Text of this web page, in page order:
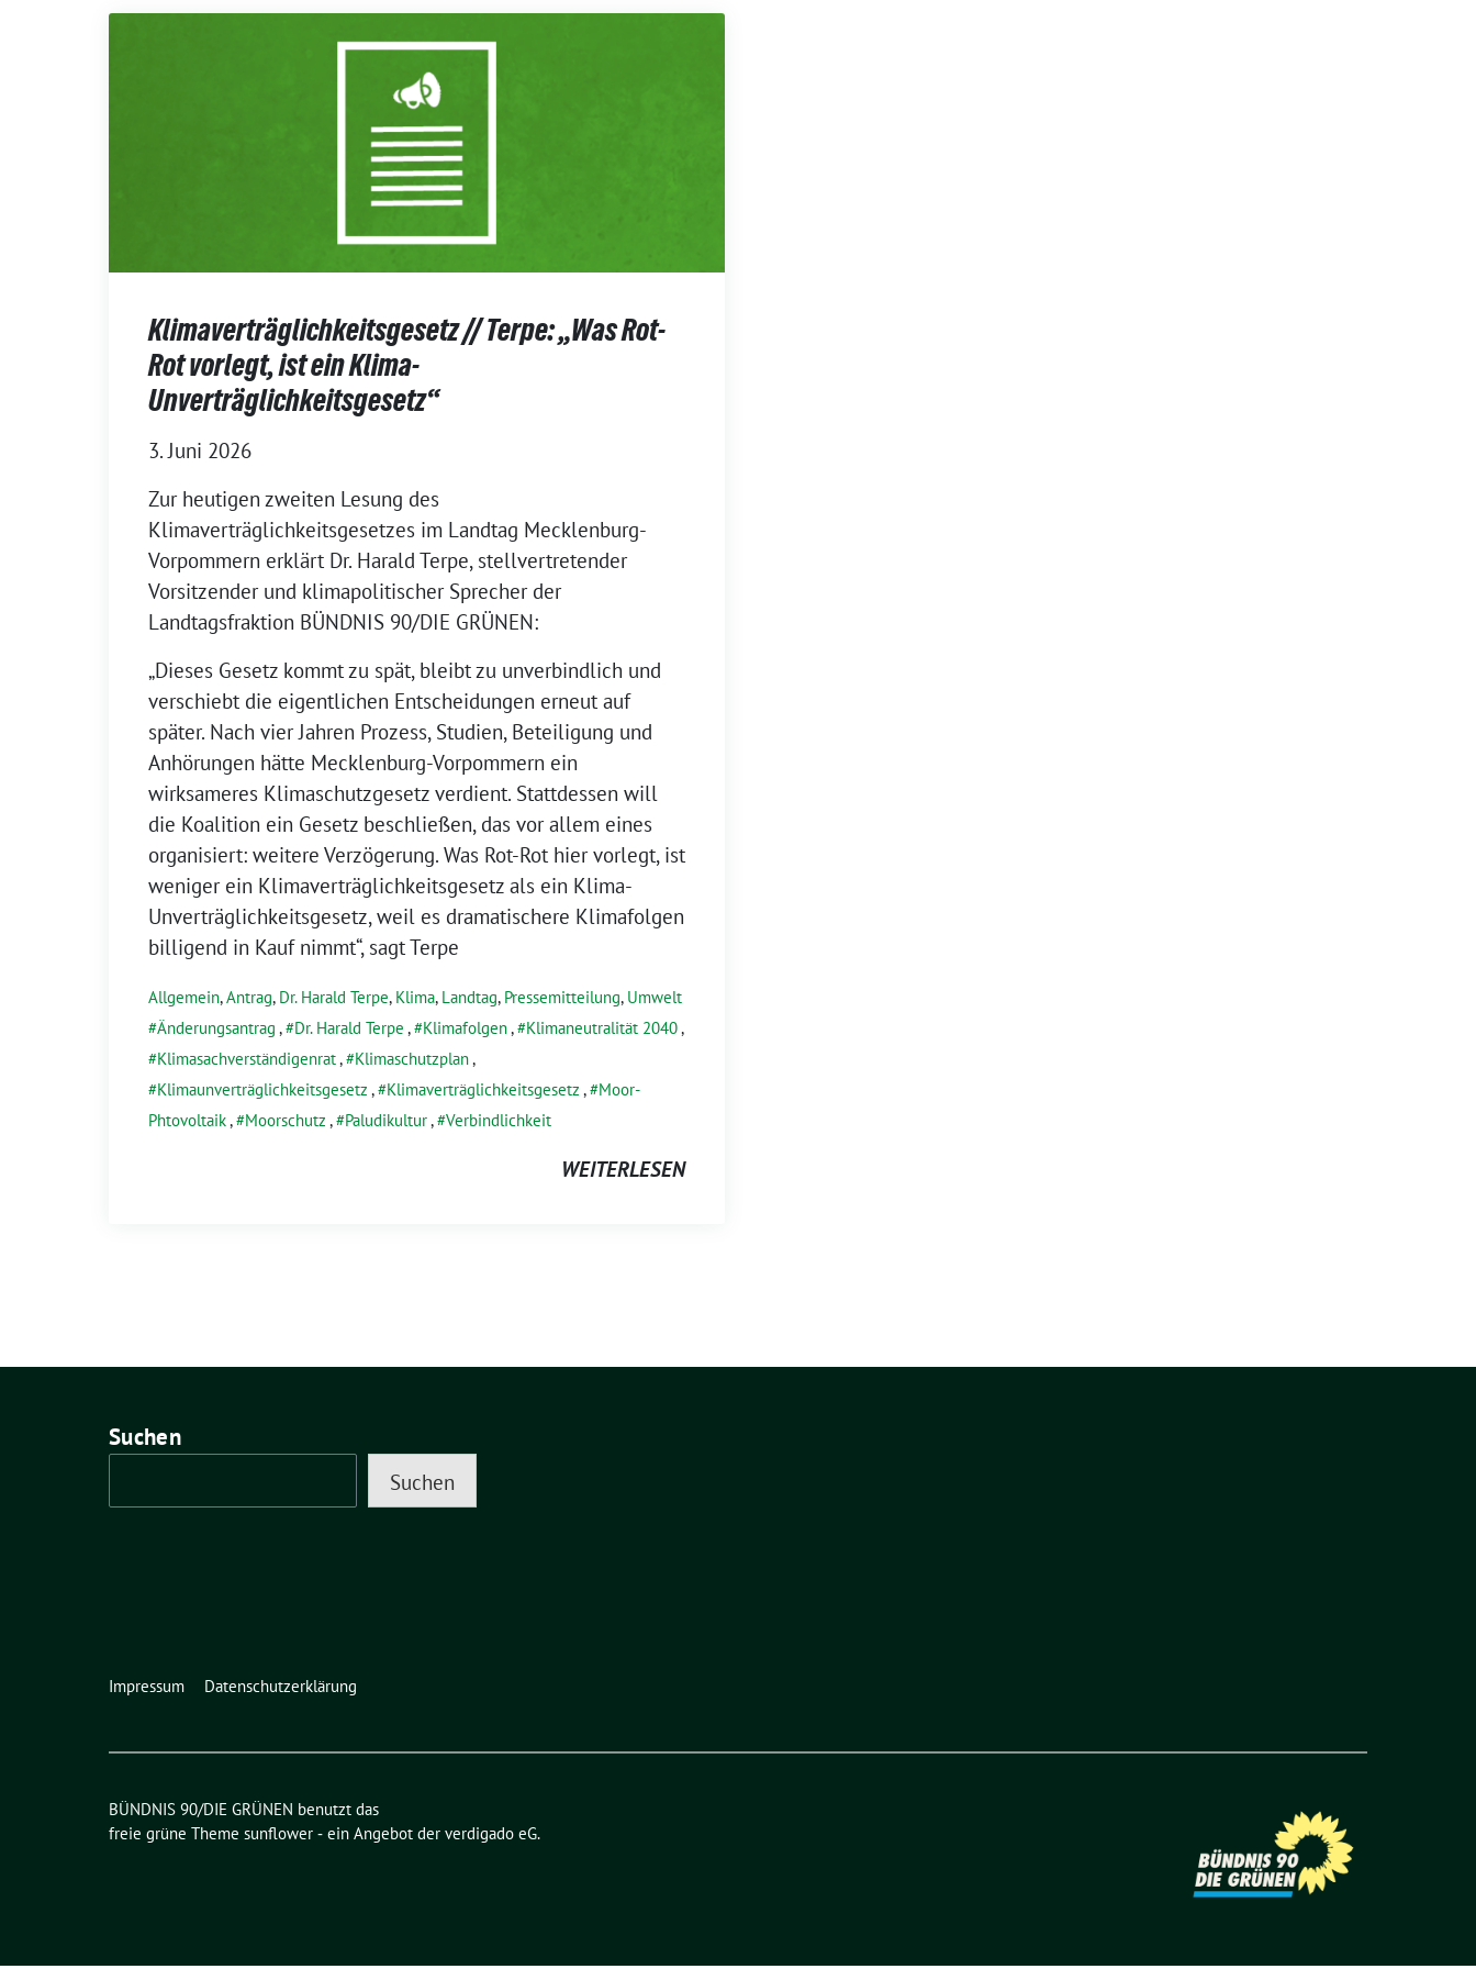
Klimaverträglichkeitsgesetz // Terpe: „Was Rot-
Rot vorlegt, ist ein Klima-
Unverträglichkeitsgesetz“
3. Juni 2026
Zur heutigen zweiten Lesung des
Klimaverträglichkeitsgesetzes im Landtag Mecklenburg-
Vorpommern erklärt Dr. Harald Terpe, stellvertretender
Vorsitzender und klimapolitischer Sprecher der
Landtagsfraktion BÜNDNIS 90/DIE GRÜNEN:
„Dieses Gesetz kommt zu spät, bleibt zu unverbindlich und
verschiebt die eigentlichen Entscheidungen erneut auf
später. Nach vier Jahren Prozess, Studien, Beteiligung und
Anhörungen hätte Mecklenburg-Vorpommern ein
wirksameres Klimaschutzgesetz verdient. Stattdessen will
die Koalition ein Gesetz beschließen, das vor allem eines
organisiert: weitere Verzögerung. Was Rot-Rot hier vorlegt, ist
weniger ein Klimaverträglichkeitsgesetz als ein Klima-
Unverträglichkeitsgesetz, weil es dramatischere Klimafolgen
billigend in Kauf nimmt“, sagt Terpe
Allgemein,Antrag, Dr. Harald Terpe, Klima, Landtag, Pressemitteilung, Umwelt
Änderungsantrag , Dr. Harald Terpe , Klimafolgen, Klimaneutralität 2040,
Klimasachverständigenrat, Klimaschutzplan,
Klimaunverträglichkeitsgesetz , Klimaverträglichkeitsgesetz ,
Moor-
Phtovoltaik, Moorschutz , Paludikultur, Verbindlichkeit
WEITERLESEN
Suchen
Suchen
Impressum Datenschutzerklärung
BÜNDNIS 90/DIE GRÜNEN benutzt das
freie grüne Theme sunflower ‐ ein Angebot der verdigado eG.